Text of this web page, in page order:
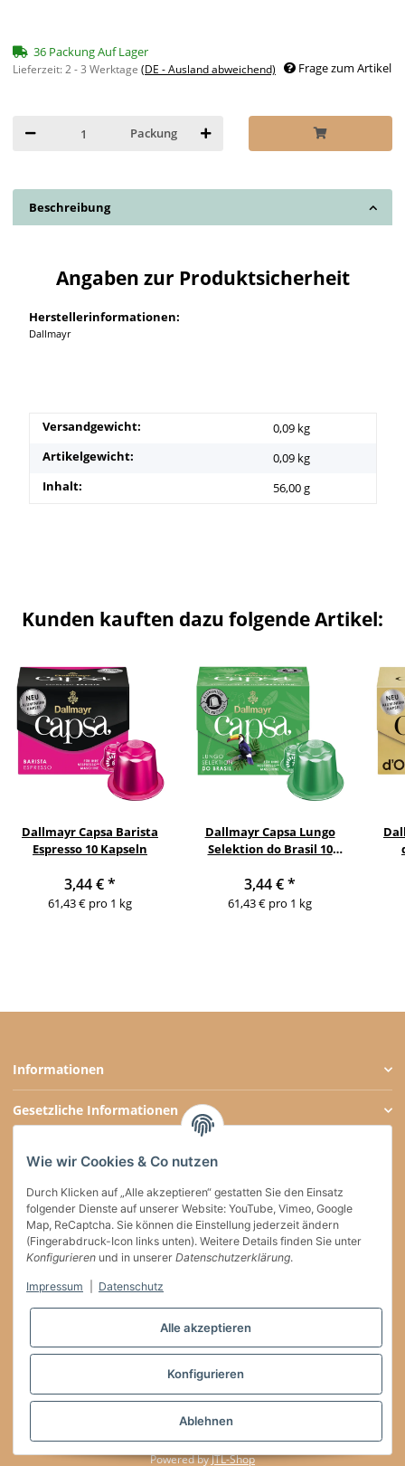
36 Packung Auf Lager
Lieferzeit:2 - 3 Werktage (DE - Ausland abweichend) Frage zum Artikel
Packung
Beschreibung
Angaben zur Produktsicherheit
Herstellerinformationen:
Dallmayr
Versandgewicht:
0,09 kg
Artikelgewicht:
0,09 kg
Inhalt:
56,00 g
Kunden kauften dazu folgende Artikel:
Dallmayr Capsa Barista
Espresso 10 Kapseln
3,44 €*
61,43 € pro 1 kg
Dallmayr Capsa Lungo
Selektion do Brasil 10
3,44 €*
61,43 € pro 1 kg
Informationen
Gesetzliche Informationen
Social Media
Versand
Vertrag widerrufen
* * Diese Marke gehört Dritten, die keinerlei Verbindung zu willkaffeehaben.de
* Alle Preise inkl. gesetzlicher USt. , zzgl.Versand
Developed byTheme.art
Powered byJTL-Shop
Wie wir Cookies & Co nutzen
Durch Klicken auf „Alle akzeptieren“ gestatten Sie den Einsatz
folgender Dienste auf unserer Website: YouTube, Vimeo, Google
Map, ReCaptcha. Sie können die Einstellung jederzeit ändern
(Fingerabdruck-Icon links unten). Weitere Details finden Sie unter
Konfigurieren und in unserer Datenschutzerklärung.
Impressum Datenschutz
Alle akzeptieren
Konfigurieren
Ablehnen